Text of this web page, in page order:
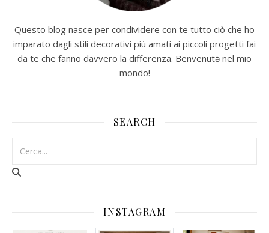
Questo blog nasce per condividere con te tutto ciò che ho
imparato dagli stili decorativi più amati ai piccoli progetti fai
da te che fanno davvero la differenza. Benvenutə nel mio
mondo!
SEARCH
INSTAGRAM